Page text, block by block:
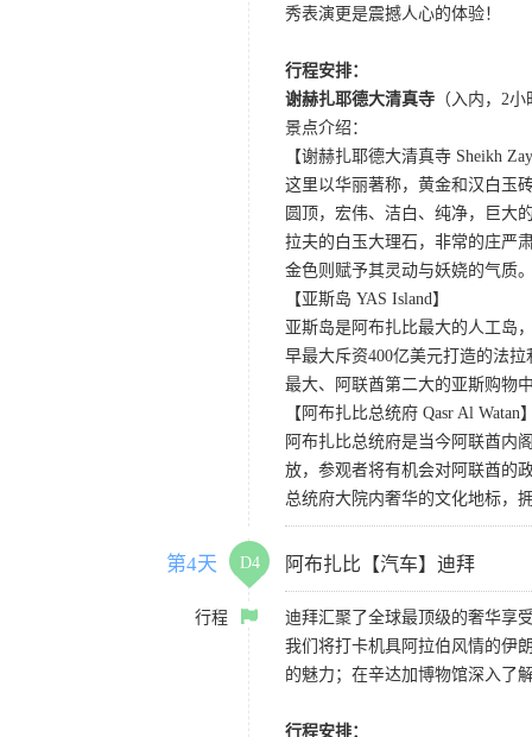
秀表演更是震撼人心的体验！
行程安排：
谢赫扎耶德大清真寺 （入内，2小
景点介绍：
【谢赫扎耶德大清真寺 Sheikh
这里以华丽著称，黄金和汉白玉
圆顶，宏伟、洁白、纯净，巨大
拉夫的白玉大理石，非常的庄严
金色则赋予其灵动与妖娆的气质
【亚斯岛 YAS Island】
亚斯岛是阿布扎比最大的人工岛
早最大斥资400亿美元打造的法
最大、阿联酋第二大的亚斯购物
【阿布扎比总统府 Qasr Al Watan
阿布扎比总统府是当今阿联酋内
放，参观者将有机会对阿联酋的
总统府大院内奢华的文化地标，
第4天 D4 阿布扎比【汽车】迪拜
行程
迪拜汇聚了全球最顶级的奢华享
我们将打卡机具阿拉伯风情的伊
的魅力；在辛达加博物馆深入了
行程安排：